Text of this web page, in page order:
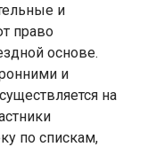
и
право
основе.
и
на
по спискам,